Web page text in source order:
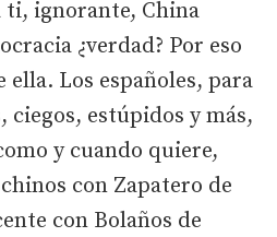
ti, ignorante, China
¿verdad? Por eso
Los españoles, para
ciegos, estúpidos y más,
y cuando quiere,
con Zapatero de
con Bolaños de